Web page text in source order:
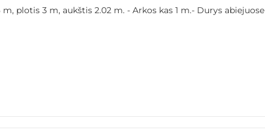
plotis 3 m, aukštis 2.02 m. - Arkos kas 1 m.- Durys abiejuose